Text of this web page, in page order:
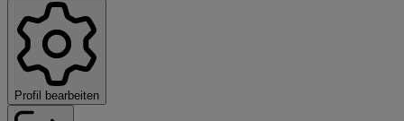
Profil bearbeiten